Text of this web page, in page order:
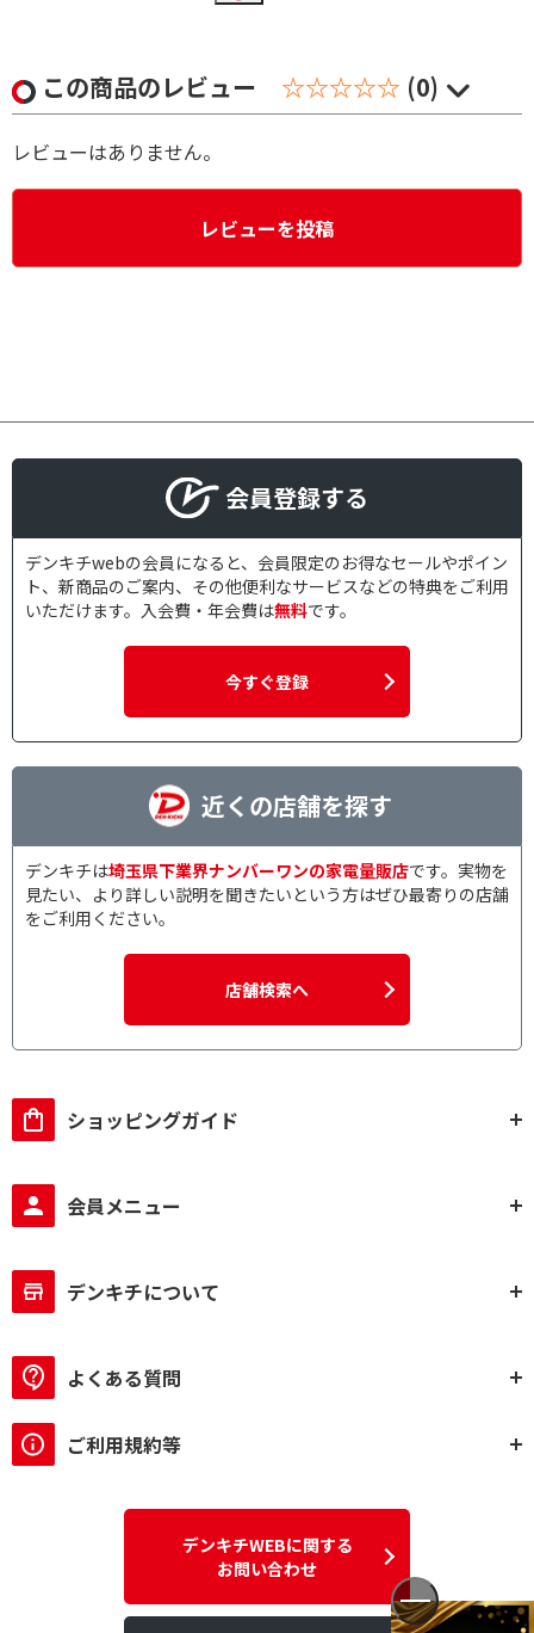
この商品のレビュー ☆☆☆☆☆ (0)
レビューはありません。
レビューを投稿
会員登録する
デンキチwebの会員になると、会員限定のお得なセールやポイン
ト、新商品のご案内、その他便利なサービスなどの特典をご利用
いただけます。入会費・年会費は無料です。
今すぐ登録
近くの店舗を探す
デンキチは埼玉県下業界ナンバーワンの家電量販店です。実物を
見たい、より詳しい説明を聞きたいという方はぜひ最寄りの店舗
をご利用ください。
店舗検索へ
ショッピングガイド
会員メニュー
デンキチについて
よくある質問
ご利用規約等
デンキチWEBに関する
お問い合わせ